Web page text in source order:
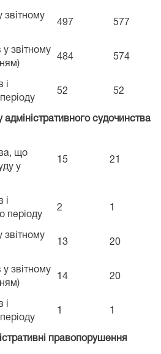
звітному
497 577
у звітному
484 574
і
52 52
судочинства
що
у
15 21
і
періоду
2 1
звітному
13 20
у звітному
14 20
і
1 1
правопорушення